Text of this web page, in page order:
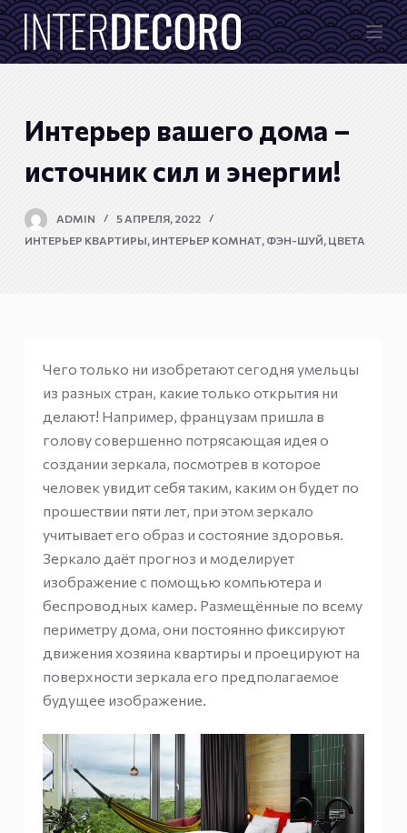
П
е
р
Интерьер вашего дома –
источник сил и энергии!
ADMIN
5 АПРЕЛЯ, 2022
ИНТЕРЬЕР КВАРТИРЫ, ИНТЕРЬЕР КОМНАТ, ФЭН-ШУЙ, ЦВЕТА
Чего только ни изобретают сегодня умельцы
из разных стран, какие только открытия ни
делают! Например, французам пришла в
голову совершенно потрясающая идея о
создании зеркала, посмотрев в которое
человек увидит себя таким, каким он будет по
прошествии пяти лет, при этом зеркало
учитывает его образ и состояние здоровья.
Зеркало даёт прогноз и моделирует
изображение с помощью компьютера и
беспроводных камер. Размещённые по всему
периметру дома, они постоянно фиксируют
движения хозяина квартиры и проецируют на
поверхности зеркала его предполагаемое
будущее изображение.